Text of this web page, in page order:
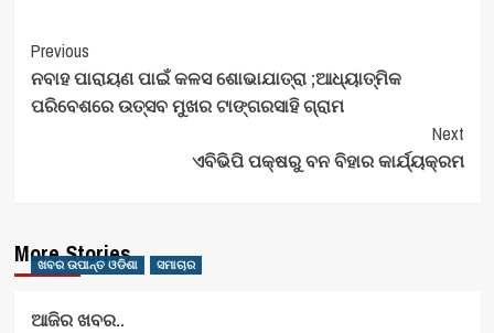
Post
Navigation
Previous
ନବାହ ପାରାୟଣ ପାଇଁ କଳସ ଶୋଭାଯାତ୍ରା ;ଆଧ୍ୟାତ୍ମିକ
ପରିବେଶରେ ଉତ୍ସବ ମୁଖର ଟାଙ୍ଗରସାହି ଗ୍ରାମ
Next
ଏବିଭିପି ପକ୍ଷରୁ ବନ ବିହାର କାର୍ଯ୍ୟକ୍ରମ
More Stories
ଖବର ଉପାନ୍ତ ଓଡିଶା ସମାଚାର
ଆଜିର ଖବର..